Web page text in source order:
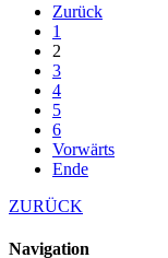
Zurück
1
2
3
4
5
6
Vorwärts
Ende
ZURÜCK
Navigation